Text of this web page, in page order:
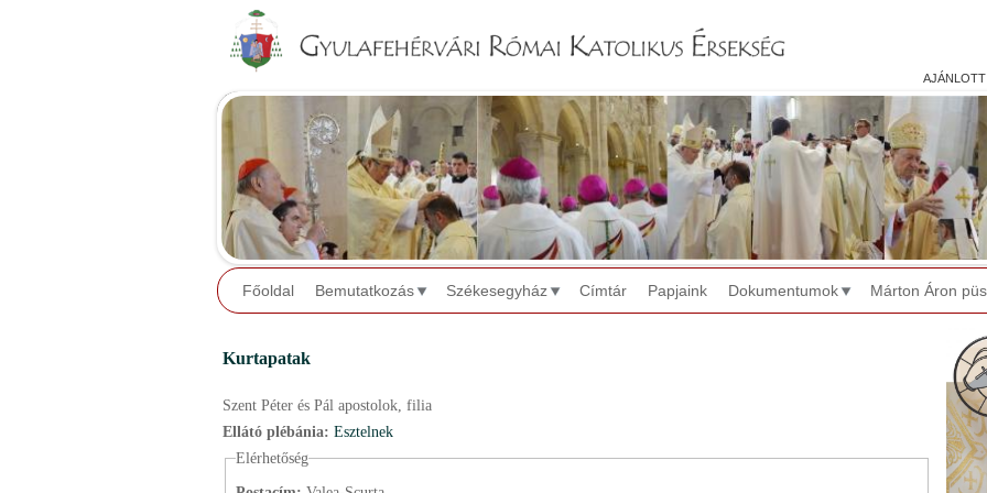
ajánlott
Főoldal Bemutatkozás Székesegyház Címtár Papjaink Dokumentumok Márton Áron
Kurtapatak
Szent Péter és Pál apostolok, filia
Ellátó plébánia: Esztelnek
Elérhetőség